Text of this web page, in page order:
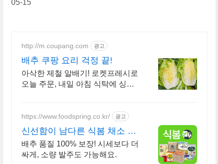
05-15
http://m.coupang.com 광고
배추 쿠팡 요리 걱정 끝!
아삭한 제철 알배기! 로켓프레시로
오늘 주문, 내일 아침 식탁에 싱싱
택까지.
https://www.foodspring.co.kr/ 광고
신선함이 남다른 식봄 채소 사
업자 전용 특가
배추 품질 100% 보장! 시세보다 더
싸게, 소량 발주도 가능해요.